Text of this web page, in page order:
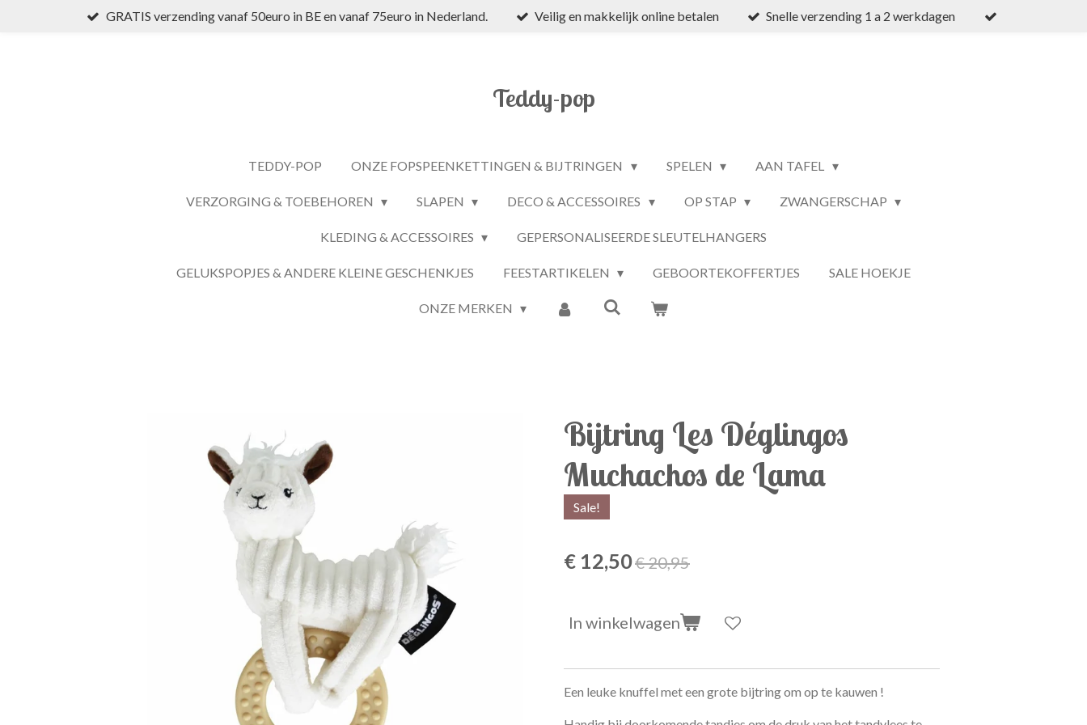
GRATIS verzending vanaf 50euro in BE en vanaf 75euro in Nederland. Veilig en makkelijk online betalen Snelle verzending 1 a 2 werkdagen
Teddy-pop
TEDDY-POP ONZE FOPSPEENKETTINGEN & BIJTRINGEN SPELEN AAN TAFEL
VERZORGING & TOEBEHOREN SLAPEN DECO & ACCESSOIRES OP STAP ZWANGERSCHAP
KLEDING & ACCESSOIRES GEPERSONALISEERDE SLEUTELHANGERS
GELUKSPOPJES & ANDERE KLEINE GESCHENKJES FEESTARTIKELEN GEBOORTEKOFFERTJES SALE HOEKJE
ONZE MERKEN
Bijtring Les Déglingos
Muchachos de Lama
Sale!
€ 12,50€ 20,95
In winkelwagen
Een leuke knuffel met een grote bijtring om op te kauwen !